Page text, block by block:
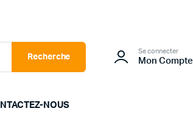
Recherche
Se connecter
Mon Compte
NOUS